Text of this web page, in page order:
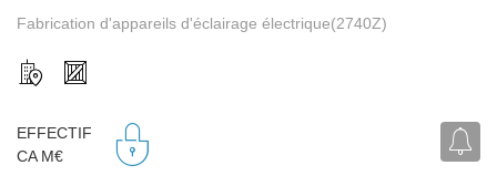
Fabrication d'appareils d'éclairage électrique(2740Z)
EFFECTIF
CA M€